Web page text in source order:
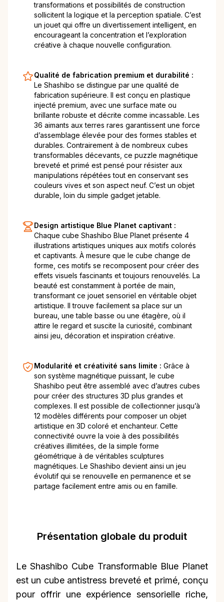
transformations et possibilités de construction
sollicitent la logique et la perception spatiale. C’est
un jouet qui offre un divertissement intelligent, en
encourageant la concentration et l’exploration
créative à chaque nouvelle configuration.
Qualité de fabrication premium et durabilité :
Le Shashibo se distingue par une qualité de
fabrication supérieure. Il est conçu en plastique
injecté premium, avec une surface mate ou
brillante robuste et décrite comme incassable. Les
36 aimants aux terres rares garantissent une force
d’assemblage élevée pour des formes stables et
durables. Contrairement à de nombreux cubes
transformables décevants, ce puzzle magnétique
breveté et primé est pensé pour résister aux
manipulations répétées tout en conservant ses
couleurs vives et son aspect neuf. C’est un objet
durable, loin du simple gadget jetable.
Design artistique Blue Planet captivant :
Chaque cube Shashibo Blue Planet présente 4
illustrations artistiques uniques aux motifs colorés
et captivants. À mesure que le cube change de
forme, ces motifs se recomposent pour créer des
effets visuels fascinants et toujours renouvelés. La
beauté est constamment à portée de main,
transformant ce jouet sensoriel en véritable objet
artistique. Il trouve facilement sa place sur un
bureau, une table basse ou une étagère, où il
attire le regard et suscite la curiosité, combinant
ainsi jeu, décoration et inspiration créative.
Modularité et créativité sans limite : Grâce à
son système magnétique puissant, le cube
Shashibo peut être assemblé avec d’autres cubes
pour créer des structures 3D plus grandes et
complexes. Il est possible de collectionner jusqu’à
12 modèles différents pour composer un objet
artistique en 3D coloré et enchanteur. Cette
connectivité ouvre la voie à des possibilités
créatives illimitées, de la simple forme
géométrique à de véritables sculptures
magnétiques. Le Shashibo devient ainsi un jeu
évolutif qui se renouvelle en permanence et se
partage facilement entre amis ou en famille.
Présentation globale du produit
Le Shashibo Cube Transformable Blue Planet
est un cube antistress breveté et primé, conçu
pour offrir une expérience sensorielle riche,